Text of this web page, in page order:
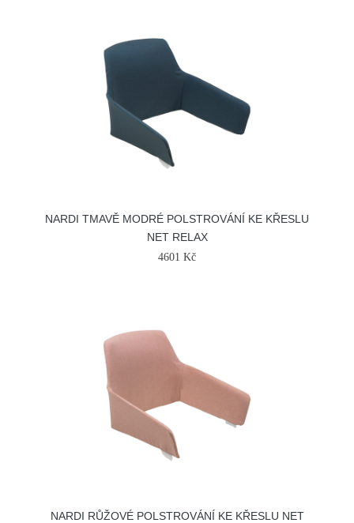
NARDI TMAVĚ MODRÉ POLSTROVÁNÍ KE KŘESLU
NET RELAX
4601 Kč
NARDI RŮŽOVÉ POLSTROVÁNÍ KE KŘESLU NET